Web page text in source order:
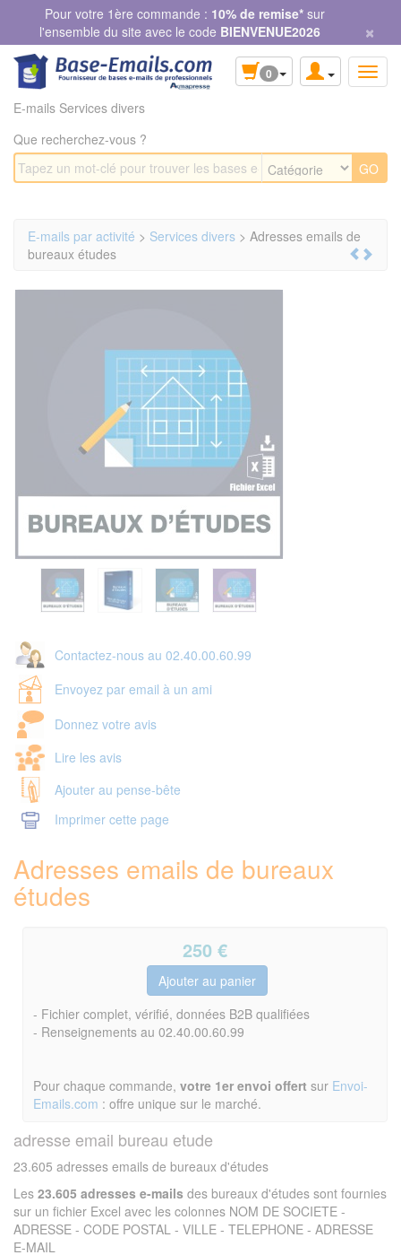
Pour votre 1ère commande : 10% de remise* sur
l'ensemble du site avec le code BIENVENUE2026 ×
0
E-mails Services divers
Que recherchez-vous ?
E-mails par activité > Services divers > Adresses emails de
bureaux études
Contactez-nous au 02.40.00.60.99
Envoyez par email à un ami
Donnez votre avis
Lire les avis
Ajouter au pense-bête
Imprimer cette page
Adresses emails de bureaux
études
250 €
- Fichier complet, vérifié, données B2B qualifiées
- Renseignements au 02.40.00.60.99
Pour chaque commande, votre 1er envoi offert sur Envoi-
Emails.com : offre unique sur le marché.
adresse email bureau etude
23.605 adresses emails de bureaux d'études
Les 23.605 adresses e-mails des bureaux d'études sont fournies
sur un fichier Excel avec les colonnes NOM DE SOCIETE -
ADRESSE - CODE POSTAL - VILLE - TELEPHONE - ADRESSE
E-MAIL
Panneau de gestion des cookies